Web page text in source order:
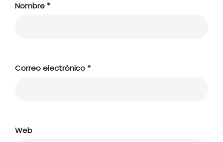
Nombre *
Correo electrónico *
Web